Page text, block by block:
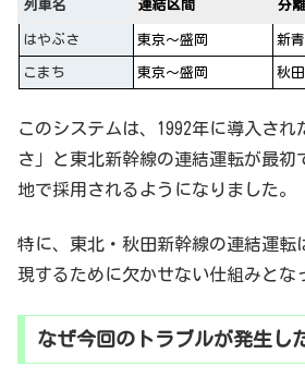
列車名 連結区間 分
はやぶさ 東京～盛岡 新
こまち 東京～盛岡 秋田
このシステムは、1992年に導入され
さ」と東北新幹線の連結運転が最初
地で採用されるようになりました。
特に、東北・秋田新幹線の連結運転
現するために欠かせない仕組みとな
なぜ今回のトラブルが発生し